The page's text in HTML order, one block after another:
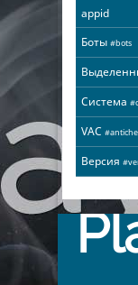
appid
Боты #bots
Система
VAC
Версия